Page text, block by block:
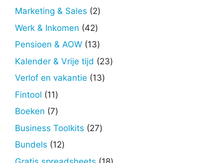
Marketing & Sales 22
Werk & Inkomen 4242
producten
Pensioen & AOW 1313
producten
Kalender & Vrije tijd 2323
Verlof en vakantie 1313
Fintool 1111
producten
Boeken 77
producten
Business Toolkits 2727
Bundels 1212
producten
18